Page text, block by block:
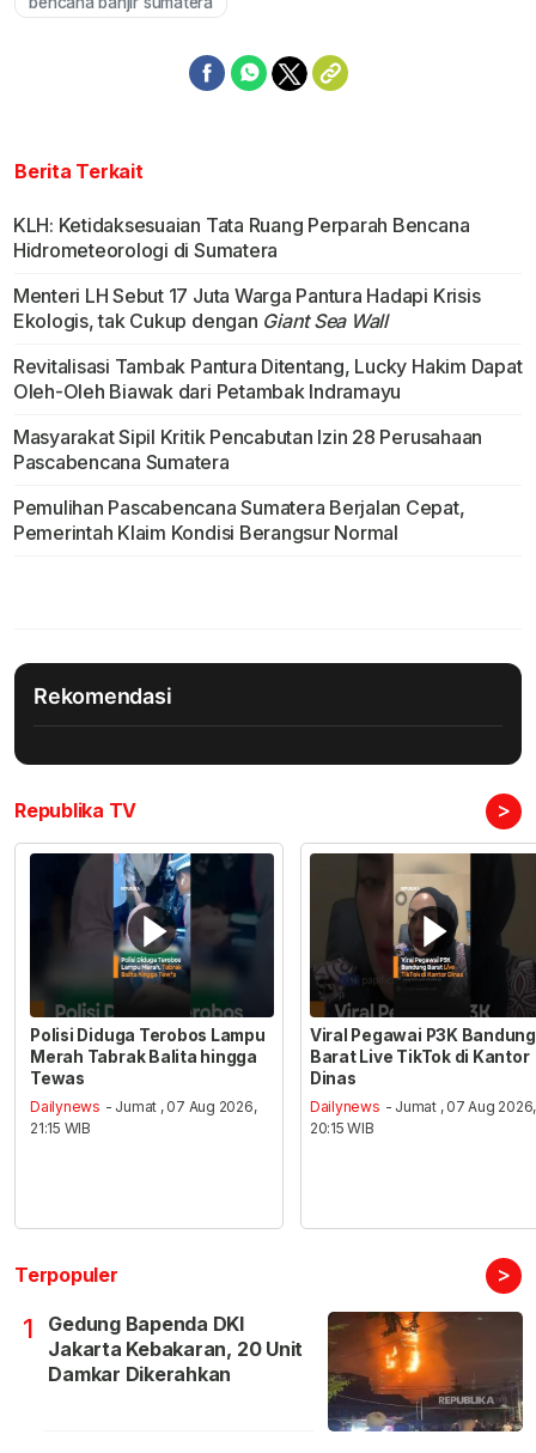
Berita Terkait
KLH: Ketidaksesuaian Tata Ruang Perparah Bencana
Hidrometeorologi di Sumatera
Menteri LH Sebut 17 Juta Warga Pantura Hadapi Krisis
Ekologis, tak Cukup dengan Giant Sea Wall
Revitalisasi Tambak Pantura Ditentang, Lucky Hakim Dapat
Oleh-Oleh Biawak dari Petambak Indramayu
Masyarakat Sipil Kritik Pencabutan Izin 28 Perusahaan
Pascabencana Sumatera
Pemulihan Pascabencana Sumatera Berjalan Cepat,
Pemerintah Klaim Kondisi Berangsur Normal
Rekomendasi
Republika TV >
Polisi Diduga Terobos Lampu
Merah Tabrak Balita hingga
Tewas
Dailynews - Jumat , 07 Aug 2026,
21:15 WIB
Viral Pegawai P3K Bandung
Barat Live TikTok di Kantor
Dinas
Dailynews - Jumat , 07 Aug 2026,
20:15 WIB
Terpopuler >
1
Gedung Bapenda DKI
Jakarta Kebakaran, 20 Unit
Damkar Dikerahkan